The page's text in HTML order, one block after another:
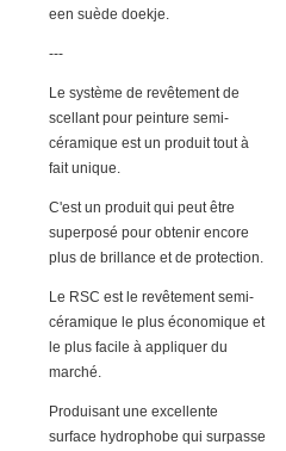
een suède doekje.
---
Le système de revêtement de
scellant pour peinture semi-
céramique est un produit tout à
fait unique.
C'est un produit qui peut être
superposé pour obtenir encore
plus de brillance et de protection.
Le RSC est le revêtement semi-
céramique le plus économique et
le plus facile à appliquer du
marché.
Produisant une excellente
surface hydrophobe qui surpasse